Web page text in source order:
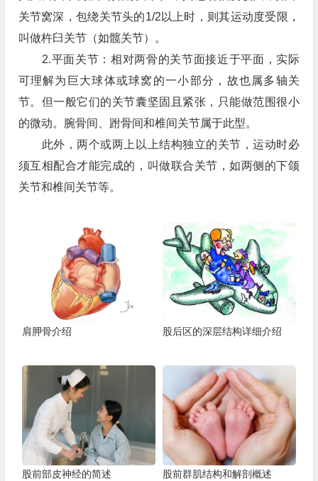
关节窝深，包绕关节头的1/2以上时，则其运动度受限，
叫做杵臼关节（如髋关节）。
2.平面关节：相对两骨的关节面接近于平面，实际
可理解为巨大球体或球窝的一小部分，故也属多轴关
节。但一般它们的关节囊坚固且紧张，只能做范围很小
的微动。腕骨间、跗骨间和椎间关节属于此型。
此外，两个或两上以上结构独立的关节，运动时必
须互相配合才能完成的，叫做联合关节，如两侧的下颌
关节和椎间关节等。
肩胛骨介绍 股后区的深层结构详细介绍
股前部皮神经的简述 股前群肌结构和解剖概述